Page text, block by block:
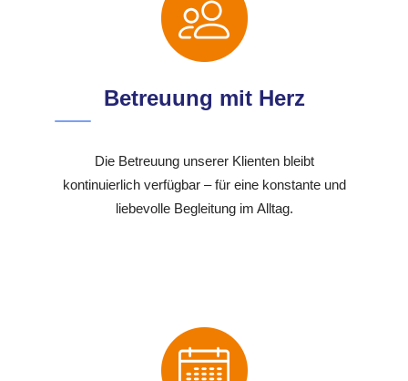
Betreuung mit Herz
Die Betreuung unserer Klienten bleibt
kontinuierlich verfügbar – für eine konstante und
liebevolle Begleitung im Alltag.